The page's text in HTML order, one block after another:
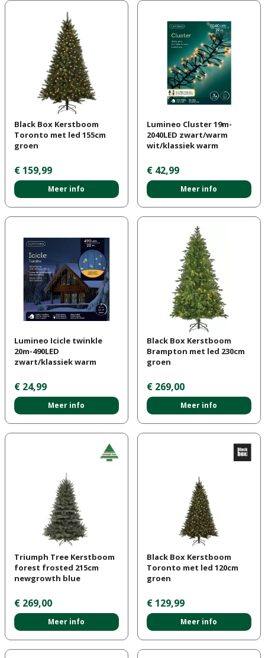
Black Box Kerstboom
Toronto met led 155cm
groen
€ 159,99
Meer info
Lumineo Cluster 19m-
2040LED zwart/warm
wit/klassiek warm
€ 42,99
Meer info
Lumineo Icicle twinkle
20m-490LED
zwart/klassiek warm
€ 24,99
Meer info
Black Box Kerstboom
Brampton met led 230cm
groen
€ 269,00
Meer info
Triumph Tree Kerstboom
forest frosted 215cm
newgrowth blue
€ 269,00
Meer info
Black Box Kerstboom
Toronto met led 120cm
groen
€ 129,99
Meer info